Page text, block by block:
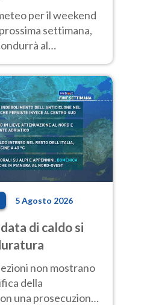
per il weekend
settimana,
al
elevate
5 Agosto 2026
di caldo si
non mostrano
della
una prosecuzione